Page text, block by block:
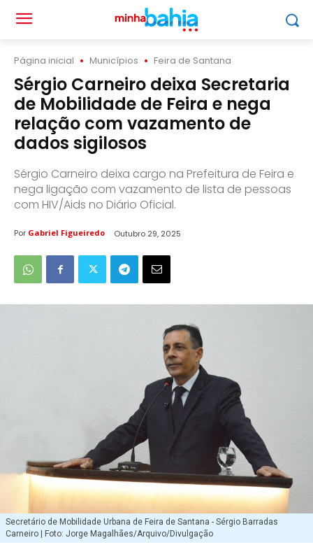
Página inicial Municípios Feira de Santana
Sérgio Carneiro deixa Secretaria
de Mobilidade de Feira e nega
relação com vazamento de
dados sigilosos
Sérgio Carneiro deixa cargo na Prefeitura de Feira e
nega ligação com vazamento de lista de pessoas
com HIV/Aids no Diário Oficial.
Por Gabriel Figueiredo Outubro 29, 2025
Secretário de Mobilidade Urbana de Feira de Santana - Sérgio Barradas
Carneiro | Foto: Jorge Magalhães/Arquivo/Divulgação